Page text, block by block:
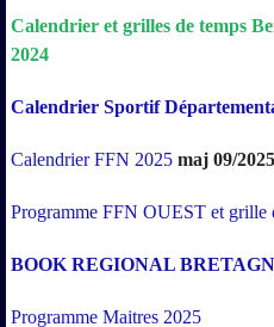
Calendrier et grilles de temps
2024
Calendrier Sportif
Calendrier FFN 2025 maj 09/2025
Programme FFN OUEST et grille
BOOK REGIONAL
Programme Maitres 2025